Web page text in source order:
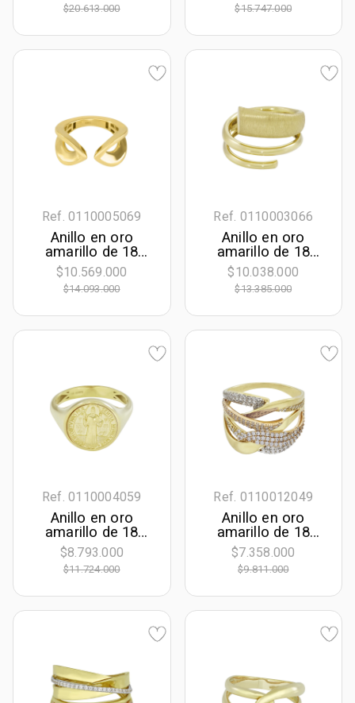
$20.613.000 $15.747.000
Ref. 0110005069
Anillo en oro
amarillo de 18
Kilates
$10.569.000
$14.093.000
Ref. 0110003066
Anillo en oro
amarillo de 18
Kilates satinado
$10.038.000
$13.385.000
Ref. 0110004059
Anillo en oro
amarillo de 18
Kilates
$8.793.000
$11.724.000
Ref. 0110012049
Anillo en oro
amarillo de 18
Kilates, con
zircones
$7.358.000
$9.811.000